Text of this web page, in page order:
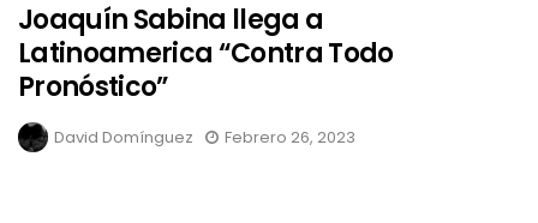
Joaquín Sabina llega a
Latinoamerica “Contra Todo
Pronóstico”
David Domínguez Febrero 26, 2023